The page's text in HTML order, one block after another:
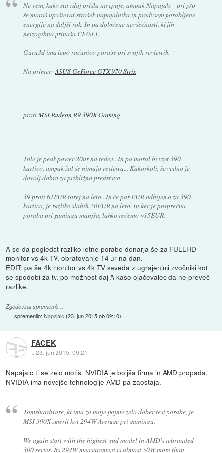
Ne vem, kako sta zdaj prišla na cpuje, ampak Napajalc - pri p/p
še moraš upoštevat strošek napajalnika in predvsem porabljene
energije na daljši rok. In pa določene nevšečnosti, ki jih
neizogibno prinaša CF/SLI.
Guru3d ima lepo računico porabe pri svojih reviewih.
Na primer:ASUS GeForce GTX 970 Strix
protiMSI Radeon R9 390X Gaming.
Tole je peak power 20ur na teden.. In pa moral bi vzet 390
kartico, ampak žal še nimajo reviewa... Kakorkoli, še vedno je
dovolj dobro za približno predstavo.
39 proti 61EUR torej na leto.. In če par EUR odbijemo za 390
kartico, je razlike slabih 20EUR na leto. In ker je povprečna
poraba pri gamingu manjša, lahko rečemo ~15EUR.
A se da pogledat razliko letne porabe denarja še za FULLHD
monitor vs 4k TV, obratovanje 14 ur na dan.
EDIT: pa še 4k monitor vs 4k TV seveda z ugrajenimi zvočniki kot
se spodobi za tv, po možnost daj A kaso ojačevalec da ne preveč
razlike.
Zgodovina sprememb…
spremenilo:Napajalc (23. jun 2015 ob 09:10)
FACEK
::23. jun 2015, 09:21
Napajalc ti se zelo motiš. NVIDIA je boljša firma in AMD propada,
NVIDIA ima novejše tehnologije AMD pa zaostaja.
Tomshardware, ki ima za moje pojme zelo dober test porabe, je
MSI 390X zmeril kot 294W Average pri gamingu.
We again start with the highest-end model in AMD's rebranded
300 series. Its 294W measurement is almost 50W more than